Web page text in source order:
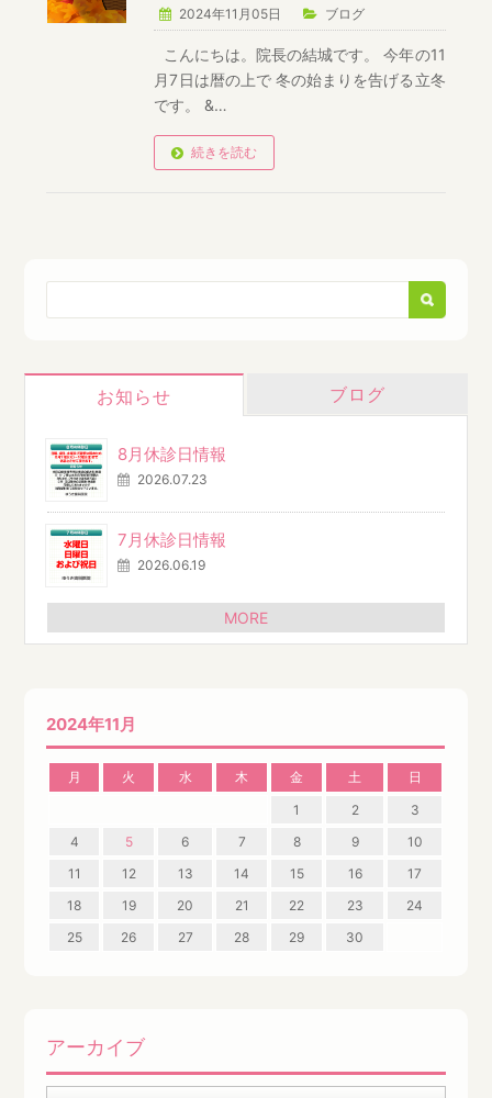
2024年11月05日 ブログ
こんにちは。院長の結城です。 今年の11
月7日は暦の上で 冬の始まりを告げる立冬
です。 &…
続きを読む
お知らせ ブログ
8月休診日情報
2026.07.23
7月休診日情報
2026.06.19
MORE
2024年11月
月 火 水 木 金 土
日
1
2
3
4
5 6 7 8 9
10
11
12 13 14 15 16
17
18
19 20 21 22 23
24
25
26 27 28 29 30
アーカイブ